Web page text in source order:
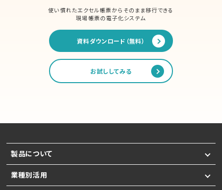
使い慣れたエクセル帳票からそのまま移行できる
現場帳票の電子化システム
資料ダウンロード（無料）
お試ししてみる
製品について
業種別活用